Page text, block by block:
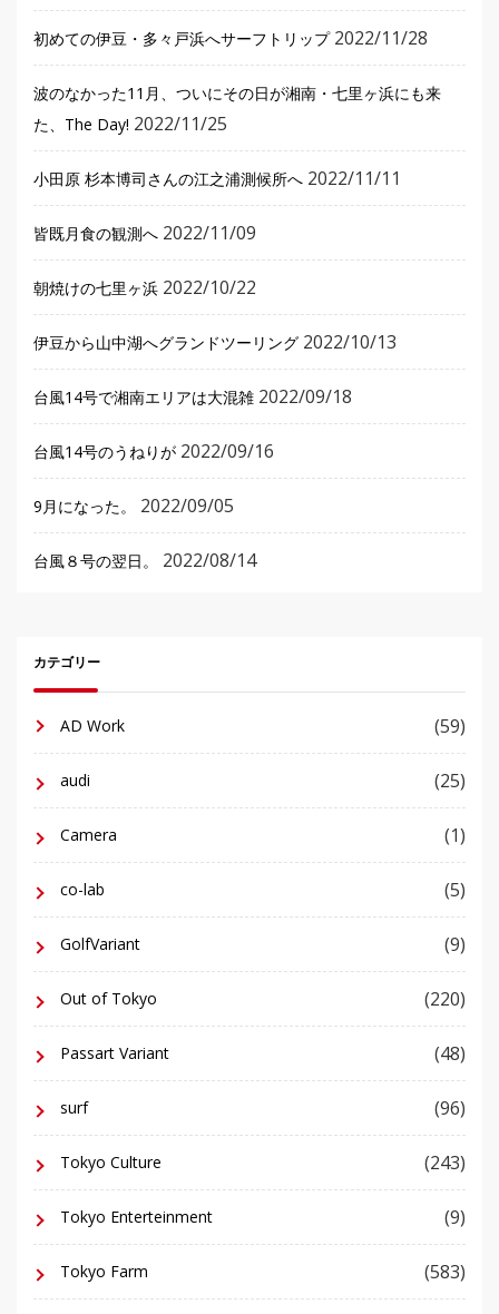
初めての伊豆・多々戸浜へサーフトリップ 2022/11/28
波のなかった11月、ついにその日が湘南・七里ヶ浜にも来
た、The Day! 2022/11/25
小田原 杉本博司さんの江之浦測候所へ 2022/11/11
皆既月食の観測へ 2022/11/09
朝焼けの七里ヶ浜 2022/10/22
伊豆から山中湖へグランドツーリング 2022/10/13
台風14号で湘南エリアは大混雑 2022/09/18
台風14号のうねりが 2022/09/16
9月になった。 2022/09/05
台風８号の翌日。 2022/08/14
カテゴリー
AD Work (59)
audi (25)
Camera (1)
co-lab (5)
GolfVariant (9)
Out of Tokyo (220)
Passart Variant (48)
surf (96)
Tokyo Culture (243)
Tokyo Enterteinment (9)
Tokyo Farm (583)